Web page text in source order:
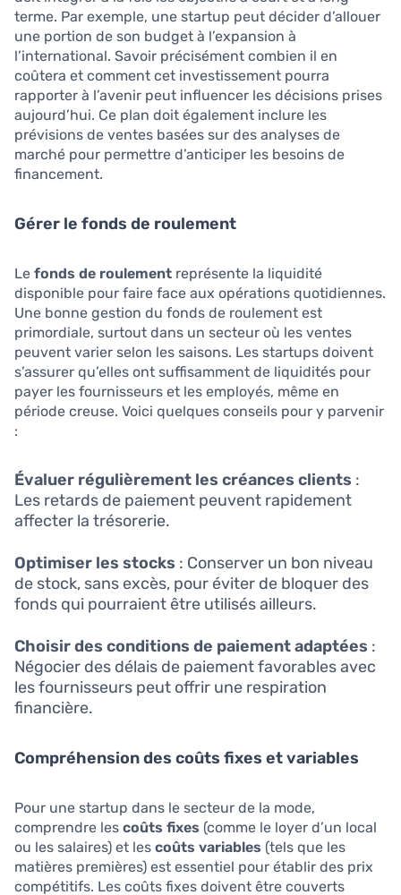
terme. Par exemple, une startup peut décider d’allouer
une portion de son budget à l’expansion à
l’international. Savoir précisément combien il en
coûtera et comment cet investissement pourra
rapporter à l’avenir peut influencer les décisions prises
aujourd’hui. Ce plan doit également inclure les
prévisions de ventes basées sur des analyses de
marché pour permettre d’anticiper les besoins de
financement.
Gérer le fonds de roulement
Le fonds de roulement représente la liquidité
disponible pour faire face aux opérations quotidiennes.
Une bonne gestion du fonds de roulement est
primordiale, surtout dans un secteur où les ventes
peuvent varier selon les saisons. Les startups doivent
s’assurer qu’elles ont suffisamment de liquidités pour
payer les fournisseurs et les employés, même en
période creuse. Voici quelques conseils pour y parvenir
:
Évaluer régulièrement les créances clients :
Les retards de paiement peuvent rapidement
affecter la trésorerie.
Optimiser les stocks : Conserver un bon niveau
de stock, sans excès, pour éviter de bloquer des
fonds qui pourraient être utilisés ailleurs.
Choisir des conditions de paiement adaptées :
Négocier des délais de paiement favorables avec
les fournisseurs peut offrir une respiration
financière.
Compréhension des coûts fixes et variables
Pour une startup dans le secteur de la mode,
comprendre les coûts fixes (comme le loyer d’un local
ou les salaires) et les coûts variables (tels que les
matières premières) est essentiel pour établir des prix
compétitifs. Les coûts fixes doivent être couverts